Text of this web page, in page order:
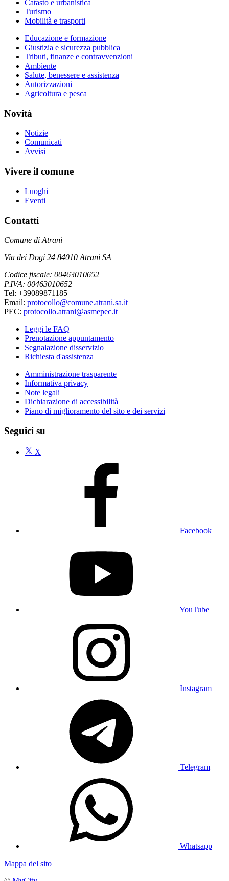
Catasto e urbanistica
Turismo
Mobilità e trasporti
Educazione e formazione
Giustizia e sicurezza pubblica
Tributi, finanze e contravvenzioni
Ambiente
Salute, benessere e assistenza
Autorizzazioni
Agricoltura e pesca
Novità
Notizie
Comunicati
Avvisi
Vivere il comune
Luoghi
Eventi
Contatti
Comune di Atrani
Via dei Dogi 24 84010 Atrani SA
Codice fiscale: 00463010652
P.IVA: 00463010652
Tel: +39089871185
Email: protocollo@comune.atrani.sa.it
PEC: protocollo.atrani@asmepec.it
Leggi le FAQ
Prenotazione appuntamento
Segnalazione disservizio
Richiesta d'assistenza
Amministrazione trasparente
Informativa privacy
Note legali
Dichiarazione di accessibilità
Piano di miglioramento del sito e dei servizi
Seguici su
X
Facebook
YouTube
Instagram
Telegram
Whatsapp
Mappa del sito